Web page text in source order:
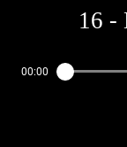
16 -
00:00